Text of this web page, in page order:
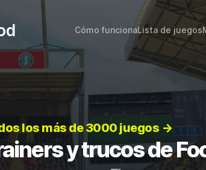
Cómo funcionaLista de juegos
los más de 3000 juegos →
y trucos de